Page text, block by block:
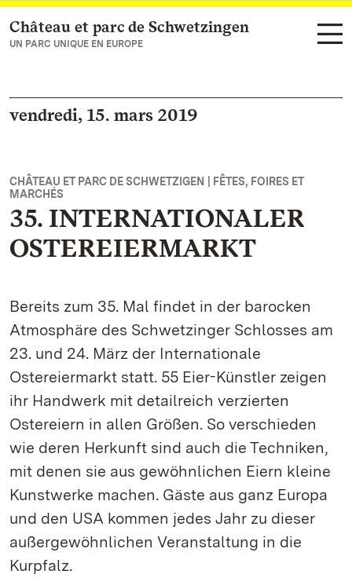
Vers la page d’accueil
Château et parc de Schwetzingen
UN PARC UNIQUE EN EUROPE
vendredi, 15. mars 2019
CHÂTEAU ET PARC DE SCHWETZIGEN | FÊTES, FOIRES ET
MARCHÉS
35. INTERNATIONALER
OSTEREIERMARKT
Bereits zum 35. Mal findet in der barocken
Atmosphäre des Schwetzinger Schlosses am
23. und 24. März der Internationale
Ostereiermarkt statt. 55 Eier-Künstler zeigen
ihr Handwerk mit detailreich verzierten
Ostereiern in allen Größen. So verschieden
wie deren Herkunft sind auch die Techniken,
mit denen sie aus gewöhnlichen Eiern kleine
Kunstwerke machen. Gäste aus ganz Europa
und den USA kommen jedes Jahr zu dieser
außergewöhnlichen Veranstaltung in die
Kurpfalz.